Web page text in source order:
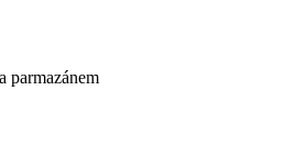
parmazánem